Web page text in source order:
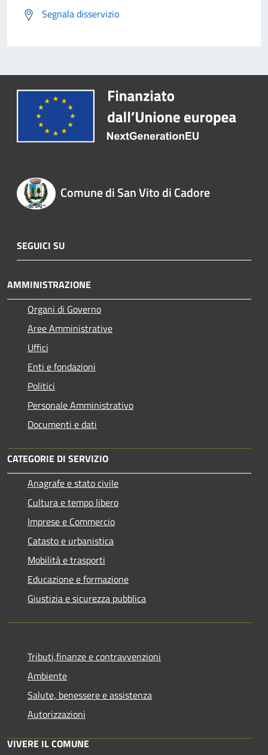
Segnala disservizio
Comune di San Vito di Cadore
SEGUICI SU
AMMINISTRAZIONE
Organi di Governo
Aree Amministrative
Uffici
Enti e fondazioni
Politici
Personale Amministrativo
Documenti e dati
CATEGORIE DI SERVIZIO
Anagrafe e stato civile
Cultura e tempo libero
Imprese e Commercio
Catasto e urbanistica
Mobilità e trasporti
Educazione e formazione
Giustizia e sicurezza pubblica
Tributi,finanze e contravvenzioni
Ambiente
Salute, benessere e assistenza
Autorizzazioni
VIVERE IL COMUNE